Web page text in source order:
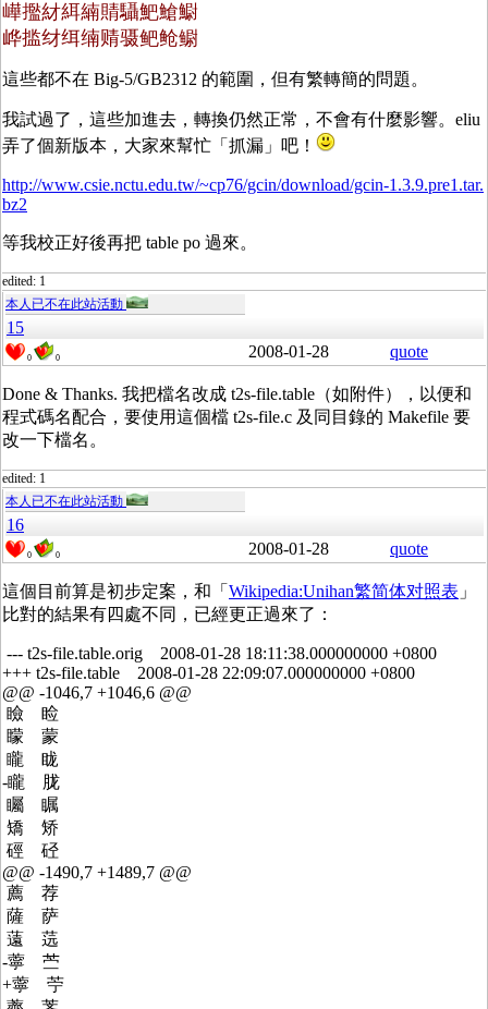
㠏㩜䊷䋙䋻䝼䯀䰾䱽䲁
㟆㨫䌶䌺䌾䞍䯅鲃䲝鳚
這些都不在 Big-5/GB2312 的範圍，但有繁轉簡的問題。
我試過了，這些加進去，轉換仍然正常，不會有什麼影響。eliu
弄了個新版本，大家來幫忙「抓漏」吧！
http://www.csie.nctu.edu.tw/~cp76/gcin/download/gcin-1.3.9.pre1.tar.
bz2
等我校正好後再把 table po 過來。
edited: 1
本人已不在此站活動
15
0 0 2008-01-28 quote
Done & Thanks. 我把檔名改成 t2s-file.table（如附件），以便和
程式碼名配合，要使用這個檔 t2s-file.c 及同目錄的 Makefile 要
改一下檔名。
edited: 1
本人已不在此站活動
16
0 0 2008-01-28 quote
這個目前算是初步定案，和「 Wikipedia:Unihan繁简体对照表 」
比對的結果有四處不同，已經更正過來了：
--- t2s-file.table.orig 2008-01-28 18:11:38.000000000 +0800
+++ t2s-file.table 2008-01-28 22:09:07.000000000 +0800
@@ -1046,7 +1046,6 @@
瞼 睑
矇 蒙
矓 眬
-矓 胧
矚 瞩
矯 矫
硜 硁
@@ -1490,7 +1489,7 @@
薦 荐
薩 萨
薳 䓕
-薴 苎
+薴 苧